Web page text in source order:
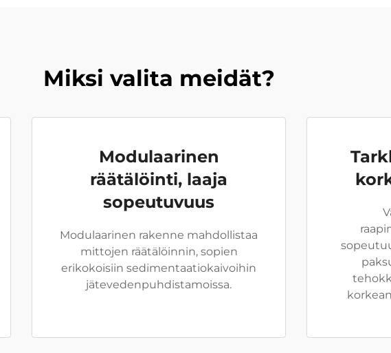
Miksi valita meidät?
Modulaarinen
räätälöinti, laaja
sopeutuvuus
Modulaarinen rakenne mahdollistaa
mittojen räätälöinnin, sopien
erikokoisiin sedimentaatiokaivoihin
jätevedenpuhdistamoissa.